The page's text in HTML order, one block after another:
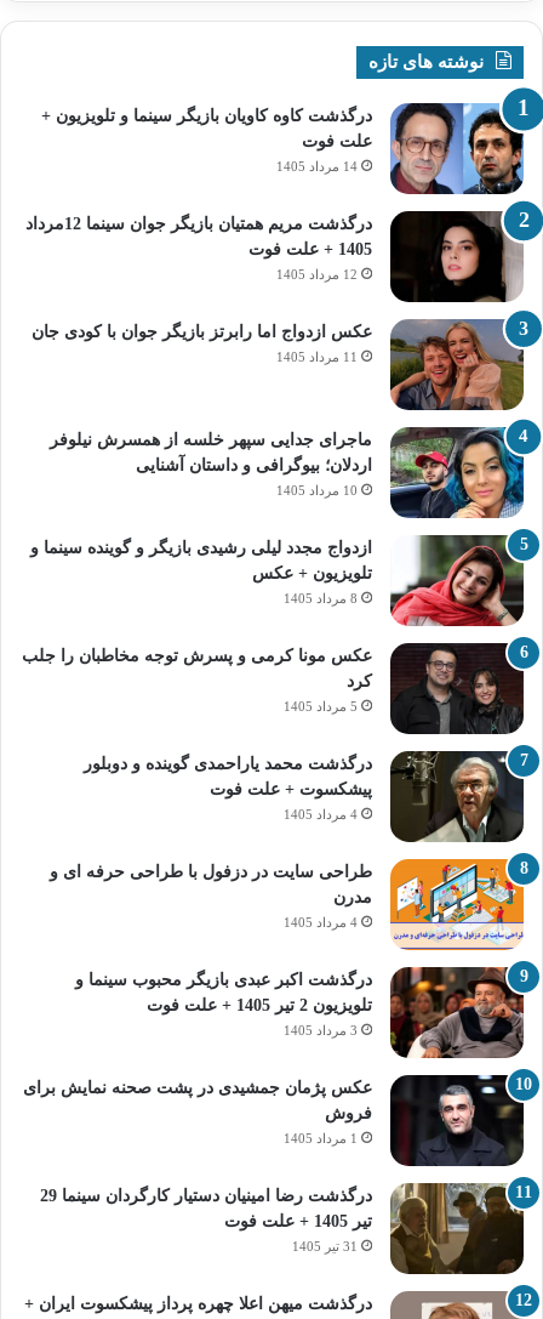
نوشته های تازه
درگذشت کاوه کاویان بازیگر سینما و تلویزیون +
علت فوت
14 مرداد 1405
درگذشت مریم همتیان بازیگر جوان سینما 12مرداد
1405 + علت فوت
12 مرداد 1405
عکس ازدواج اما رابرتز بازیگر جوان با کودی جان
11 مرداد 1405
ماجرای جدایی سپهر خلسه از همسرش نیلوفر
اردلان؛ بیوگرافی و داستان آشنایی
10 مرداد 1405
ازدواج مجدد لیلی رشیدی بازیگر و گوینده سینما و
تلویزیون + عکس
8 مرداد 1405
عکس مونا کرمی و پسرش توجه مخاطبان را جلب
کرد
5 مرداد 1405
درگذشت محمد یاراحمدی گوینده و دوبلور
پیشکسوت + علت فوت
4 مرداد 1405
طراحی سایت در دزفول با طراحی حرفه‌ ای و
مدرن
4 مرداد 1405
درگذشت اکبر عبدی بازیگر محبوب سینما و
تلویزیون 2 تیر 1405 + علت فوت
3 مرداد 1405
عکس پژمان جمشیدی در پشت صحنه نمایش برای
فروش
1 مرداد 1405
درگذشت رضا امینیان دستیار کارگردان سینما 29
تیر 1405 + علت فوت
31 تیر 1405
درگذشت میهن اعلا چهره پرداز پیشکسوت ایران +